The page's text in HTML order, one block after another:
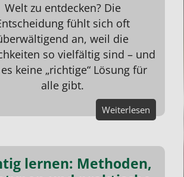
Welt zu entdecken? Die
fühlt sich oft
an, weil die
so vielfältig sind – und
keine „richtige“ Lösung für
alle gibt.
Weiterlesen
lernen: Methoden,